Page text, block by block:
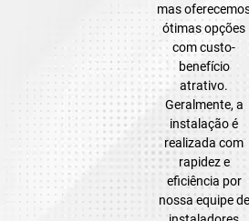
mas
ótimas opções
com custo-
benefício
atrativo.
Geralmente, a
instalação é
realizada com
rapidez e
eficiência por
nossa equipe de